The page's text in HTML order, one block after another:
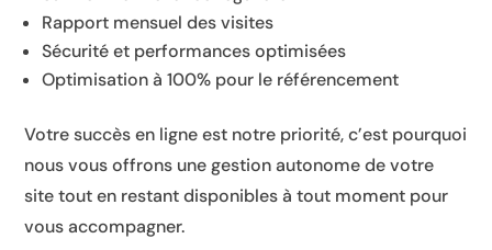
Rapport mensuel des visites
Sécurité et performances optimisées
Optimisation à 100% pour le référencement
Votre succès en ligne est notre priorité, c’est pourquoi
nous vous offrons une gestion autonome de votre
site tout en restant disponibles à tout moment pour
vous accompagner.